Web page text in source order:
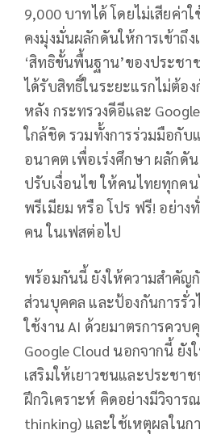
9,000 บาทได้ โดยไม่เสียค่า
คงมุ่งมั่นผลักดันให้การเข้าถึง
‘สิทธิขั้นพื้นฐาน’ของประช
ได้รับสิทธิ์ในระยะแรกไม่ต้อง
หลัง กระทรวงดีอีและ
ใกล้ชิด รวมทั้งการร่วมมือกั
อนาคต เพื่อเร่งศึกษา ผลักดั
ปรับเงื่อนไข ให้คนไทยทุกคน
พรีเมียม หรือ โปร ฟรี! อย่าง
คน ในเฟสต่อไป
พร้อมกันนี้ ยังให้ความสำคัญ
ส่วนบุคคล และป้องกันการรั่
ใช้งาน AI ด้วยมาตรการควบ
Google Cloud นอกจากนี้ ยั
เสริมให้เยาวชนและประชา
ฝึกวิเคราะห์ คิดอย่างมีวิจา
thinking) และใช้เหตุผลในก